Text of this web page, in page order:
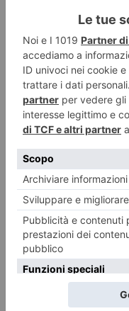
Incroci più accessibili:
quattro semafori
Quattro importanti incroci
acustici e sistemi di chiamata